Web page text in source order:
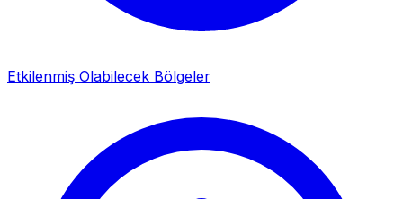
Etkilenmiş Olabilecek Bölgeler